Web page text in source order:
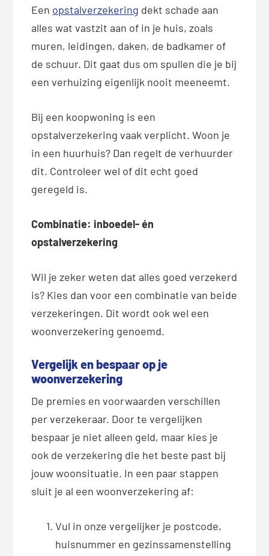
Een opstalverzekering dekt schade aan
alles wat vastzit aan of in je huis, zoals
muren, leidingen, daken, de badkamer of
de schuur. Dit gaat dus om spullen die je bij
een verhuizing eigenlijk nooit meeneemt.
Bij een koopwoning is een
opstalverzekering vaak verplicht. Woon je
in een huurhuis? Dan regelt de verhuurder
dit. Controleer wel of dit echt goed
geregeld is.
Combinatie: inboedel- én
opstalverzekering
Wil je zeker weten dat alles goed verzekerd
is? Kies dan voor een combinatie van beide
verzekeringen. Dit wordt ook wel een
woonverzekering genoemd.
Vergelijk en bespaar op je
woonverzekering
De premies en voorwaarden verschillen
per verzekeraar. Door te vergelijken
bespaar je niet alleen geld, maar kies je
ook de verzekering die het beste past bij
jouw woonsituatie. In een paar stappen
sluit je al een woonverzekering af:
Vul in onze vergelijker je postcode,
huisnummer en gezinssamenstelling